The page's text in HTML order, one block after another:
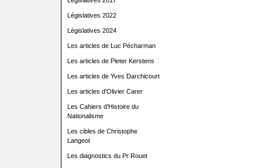
Législatives 2022
Législatives 2024
Les articles de Luc Pécharman
Les articles de Pieter Kerstens
Les articles de Yves Darchicourt
Les articles d'Olivier Carer
Les Cahiers d'Histoire du
Nationalisme
Les cibles de Christophe
Langeot
Les diagnostics du Pr Rouet